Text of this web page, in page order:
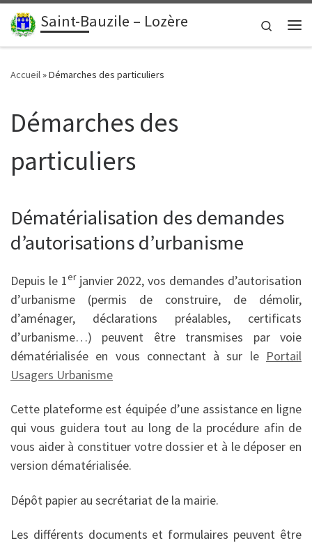
principal
Passer au contenu
Saint-Bauzile – Lozère
Search
Accueil»Démarches des particuliers
Démarches des
particuliers
Dématérialisation des demandes
d’autorisations d’urbanisme
Depuis le 1erjanvier 2022, vos demandes d’autorisation
d’urbanisme (permis de construire, de démolir,
d’aménager, déclarations préalables, certificats
d’urbanisme…) peuvent être transmises par voie
dématérialisée en vous connectant à sur le Portail
Usagers Urbanisme
Cette plateforme est équipée d’une assistance en ligne
qui vous guidera tout au long de la procédure afin de
vous aider à constituer votre dossier et à le déposer en
version dématérialisée.
Dépôt papier au secrétariat de la mairie.
Les différents documents et formulaires peuvent être